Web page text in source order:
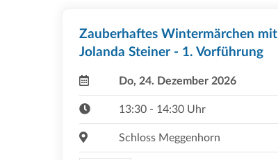
Zauberhaftes Wintermärchen mit
Jolanda Steiner - 1. Vorführung
Do, 24. Dezember 2026
13:30 - 14:30 Uhr
Schloss Meggenhorn